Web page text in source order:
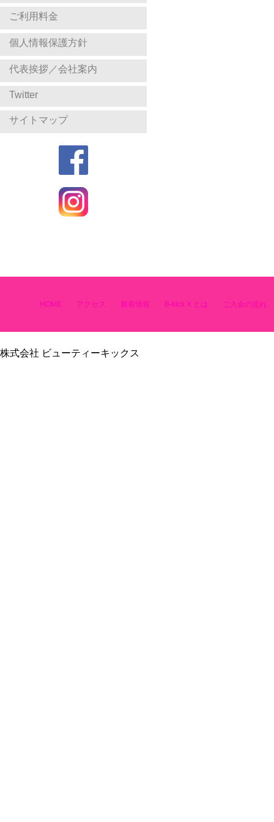
ご利用料金
個人情報保護方針
代表挨拶／会社案内
Twitter
サイトマップ
HOME アクセス 新着情報 B-kick X とは ご入会の流れ
株式会社 ビューティーキックス